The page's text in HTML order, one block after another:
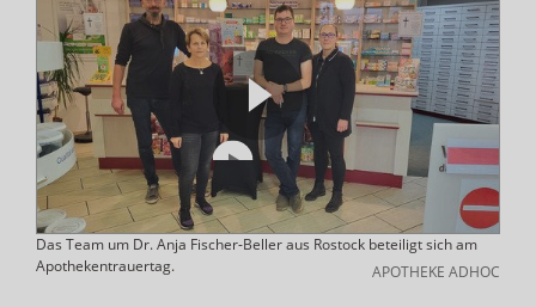
Das Team um Dr. Anja Fischer-Beller aus Rostock beteiligt sich am
Apothekentrauertag.
APOTHEKE ADHOC